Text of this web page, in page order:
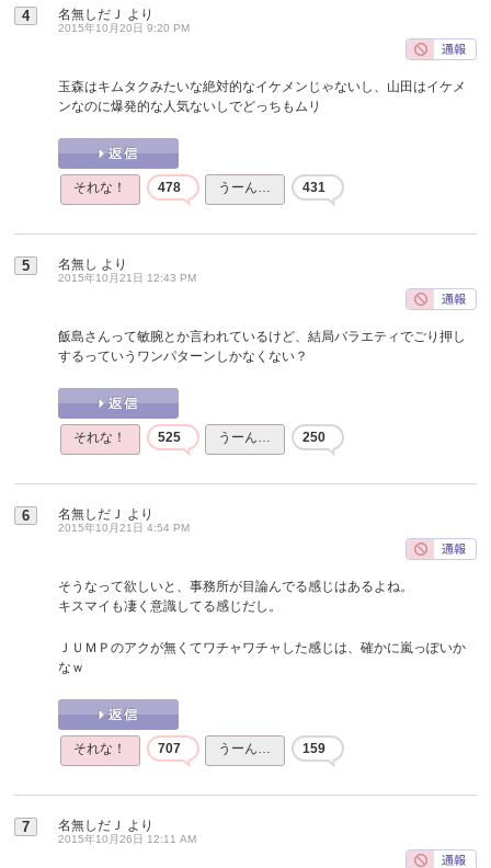
4 名無しだＪ より
2015年10月20日 9:20 PM
玉森はキムタクみたいな絶対的なイケメンじゃないし、山田はイケメ
ンなのに爆発的な人気ないしでどっちもムリ
それな！ 478 うーん… 431
5 名無し より
2015年10月21日 12:43 PM
飯島さんって敏腕とか言われているけど、結局バラエティでごり押し
するっていうワンパターンしかなくない？
それな！ 525 うーん… 250
6 名無しだＪ より
2015年10月21日 4:54 PM
そうなって欲しいと、事務所が目論んでる感じはあるよね。
キスマイも凄く意識してる感じだし。
ＪＵＭＰのアクが無くてワチャワチャした感じは、確かに嵐っぽいか
なｗ
それな！ 707 うーん… 159
7 名無しだＪ より
2015年10月26日 12:11 AM